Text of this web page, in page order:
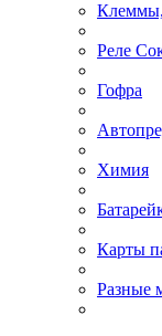
Клеммы,
Реле
Гофра
Химия
Карты
Разные